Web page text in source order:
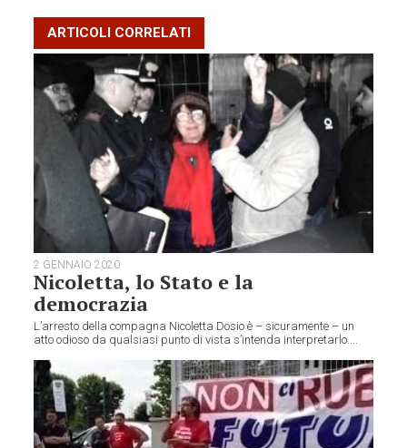
ARTICOLI CORRELATI
2 GENNAIO 2020
Nicoletta, lo Stato e la
democrazia
L’arresto della compagna Nicoletta Dosio è – sicuramente – un
atto odioso da qualsiasi punto di vista s’intenda interpretarlo....